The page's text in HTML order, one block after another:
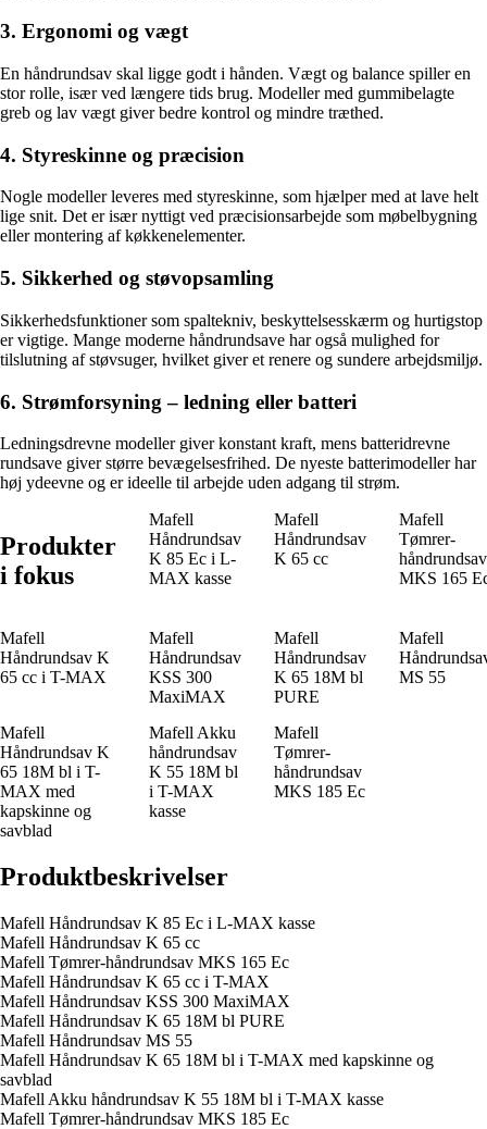
3. Ergonomi og vægt
En håndrundsav skal ligge godt i hånden. Vægt og balance spiller en
stor rolle, især ved længere tids brug. Modeller med gummibelagte
greb og lav vægt giver bedre kontrol og mindre træthed.
4. Styreskinne og præcision
Nogle modeller leveres med styreskinne, som hjælper med at lave helt
lige snit. Det er især nyttigt ved præcisionsarbejde som møbelbygning
eller montering af køkkenelementer.
5. Sikkerhed og støvopsamling
Sikkerhedsfunktioner som spaltekniv, beskyttelsesskærm og hurtigstop
er vigtige. Mange moderne håndrundsave har også mulighed for
tilslutning af støvsuger, hvilket giver et renere og sundere arbejdsmiljø.
6. Strømforsyning – ledning eller batteri
Ledningsdrevne modeller giver konstant kraft, mens batteridrevne
rundsave giver større bevægelsesfrihed. De nyeste batterimodeller har
høj ydeevne og er ideelle til arbejde uden adgang til strøm.
Produkter
i fokus
Mafell
Håndrundsav
K 85 Ec i L-
MAX kasse
Mafell
Håndrundsav
K 65 cc
Mafell
Tømrer-
håndrundsav
MKS 165
Mafell
Håndrundsav K
65 cc i T-MAX
Mafell
Håndrundsav
KSS 300
MaxiMAX
Mafell
Håndrundsav
K 65 18M bl
PURE
Mafell
MS 55
Mafell
Håndrundsav K
65 18M bl i T-
MAX med
kapskinne og
savblad
Mafell Akku
håndrundsav
K 55 18M bl
i T-MAX
kasse
Mafell
Tømrer-
håndrundsav
MKS 185 Ec
Produktbeskrivelser
Mafell Håndrundsav K 85 Ec i L-MAX kasse
Mafell Håndrundsav K 65 cc
Mafell Tømrer-håndrundsav MKS 165 Ec
Mafell Håndrundsav K 65 cc i T-MAX
Mafell Håndrundsav KSS 300 MaxiMAX
Mafell Håndrundsav K 65 18M bl PURE
Mafell Håndrundsav MS 55
Mafell Håndrundsav K 65 18M bl i T-MAX med kapskinne og
savblad
Mafell Akku håndrundsav K 55 18M bl i T-MAX kasse
Mafell Tømrer-håndrundsav MKS 185 Ec